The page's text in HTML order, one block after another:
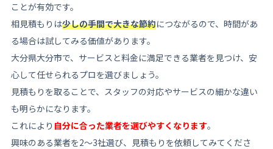
ことが有効です。
相見積もりは少しの手間で大きな節約につながるので、時間があ
る場合は試してみる価値があります。
大分県大分市で、サービスと料金に満足できる業者を見つけ、安
心して任せられるプロを選びましょう。
見積もりを取ることで、スタッフの対応やサービスの細かな違い
も明らかになります。
これにより 自分に合った業者を選びやすくなります。
興味のある業者を2〜3社選び、見積もりを依頼してみてくださ